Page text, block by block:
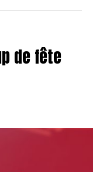
de fête